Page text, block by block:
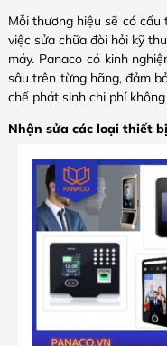
Mỗi thương hiệu sẽ có
việc sửa chữa đòi hỏi kỹ
máy. Panaco có kinh
sâu trên từng hãng, đảm
chế phát sinh chi phí
Nhận sửa các loại thiết